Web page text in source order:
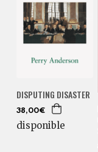
DISPUTING DISASTER
38,00€
disponible